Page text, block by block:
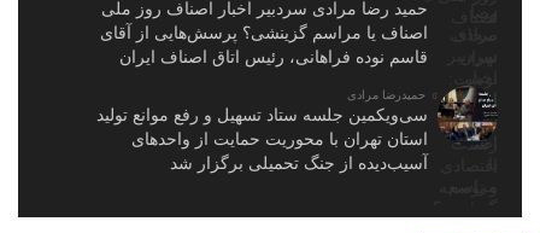
حمید رضا مرادی سردبیر اخبار اصناف روز ملی
اصناف یا مراسم گزینشی؟ پرسش‌هایی از آقای
قاسم نوده فراهانی، رئیس اتاق اصناف ایران
حمیدرضا مرادی
سی‌ویکمین جلسه ستاد تسهیل و رفع موانع تولید
استان تهران با محوریت حمایت از واحدهای
آسیب‌دیده از جنگ تحمیلی برگزار شد